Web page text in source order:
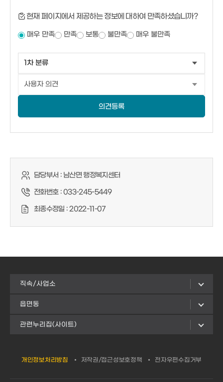
현재 페이지에서 제공하는 정보에 대하여 만족하셨습니까?
매우 만족 만족 보통 불만족 매우 불만족
의견등록
담당부서 :남산면 행정복지센터
전화번호 :033-245-5449
최종수정일 :2022-11-07
직속/사업소
읍면동
관련누리집(사이트)
개인정보처리방침 저작권/접근성보호정책 전자우편수집거부